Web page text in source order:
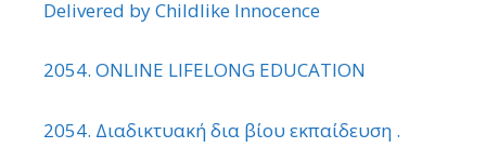
Delivered by Childlike Innocence
2054. ONLINE LIFELONG EDUCATION
2054. Διαδικτυακή δια βίου εκπαίδευση .